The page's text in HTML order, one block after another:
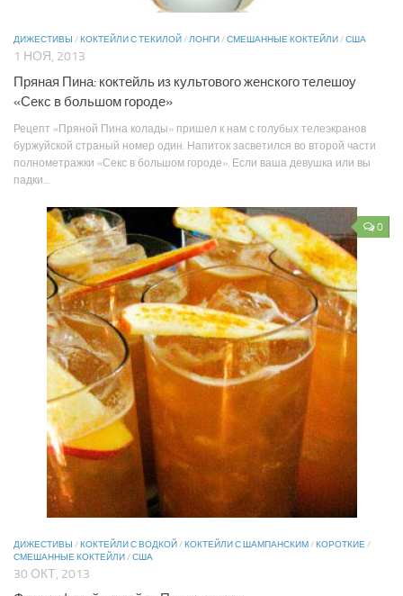
ДИЖЕСТИВЫ / КОКТЕЙЛИ С ТЕКИЛОЙ /ЛОНГИ /СМЕШАННЫЕ КОКТЕЙЛИ /США
1 НОЯ, 2013
Пряная Пина: коктейль из культового женского телешоу
«Секс в большом городе»
Рецепт «Пряной Пина колады» пришел к нам с голубых телеэкранов
буржуйской страный номер один. Напиток засветился во второй части
полнометражки «Секс в большом городе». Если ваша девушка или вы
падки...
0
ДИЖЕСТИВЫ /КОКТЕЙЛИ С ВОДКОЙ/КОКТЕЙЛИ С ШАМПАНСКИМ/КОРОТКИЕ/
СМЕШАННЫЕ КОКТЕЙЛИ/США
30 ОКТ, 2013